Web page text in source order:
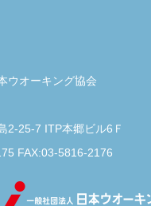
ウオーキング協会
2-25-7 ITP本郷ビル6Ｆ
FAX:03-5816-2176